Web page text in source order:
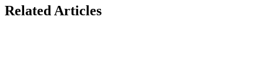
Related Articles